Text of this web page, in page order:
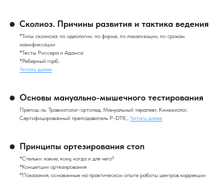
Сколиоз. Причины развития и тактика ведения
*Типы сколиоза: по идеологии. по форме, по локализации, по срокам
манификсации
*Тесты Риссера и Адамса
*Реберный горб..
Читать далее
Основы мануально-мышечного тестирования
Препод-ль: Травматолог-ортопед, Мануальный терапевт, Кинезиолог,
Сертифицированный преподаватель P-DTR,.. Читать далее
Принципы ортезирования стоп
*Стельки: какие, кому, когда и для чего?
*Концепции ортезирования
*Показания, основанные на практическом опыте работы центров коррекции